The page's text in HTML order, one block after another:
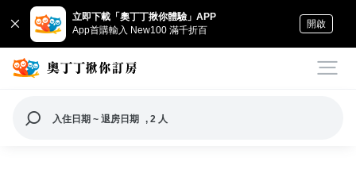
立即下載「奧丁丁揪你體驗」APP
App首購輸入 New100 滿千折百
開啟
入住日期 ~ 退房日期 , 2 人